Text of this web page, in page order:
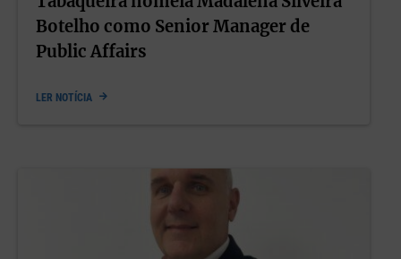
Botelho como Senior Manager de
Public Affairs
LER NOTÍCIA